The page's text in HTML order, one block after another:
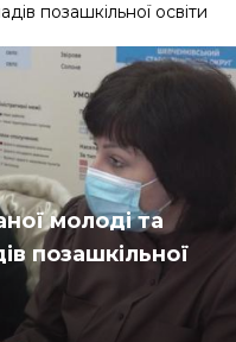
позашкільної освіти
молоді та
позашкільної